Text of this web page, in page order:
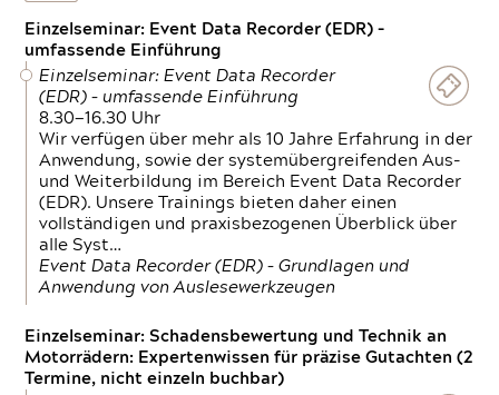
Einzelseminar: Event Data Recorder (EDR) –
umfassende Einführung
Einzelseminar: Event Data Recorder
(EDR) – umfassende Einführung
8.30—16.30 Uhr
Wir verfügen über mehr als 10 Jahre Erfahrung in der
Anwendung, sowie der systemübergreifenden Aus-
und Weiterbildung im Bereich Event Data Recorder
(EDR). Unsere Trainings bieten daher einen
vollständigen und praxisbezogenen Überblick über
alle Syst…
Event Data Recorder (EDR) – Grundlagen und
Anwendung von Auslesewerkzeugen
Einzelseminar: Schadensbewertung und Technik an
Motorrädern: Expertenwissen für präzise Gutachten (2
Termine, nicht einzeln buchbar)